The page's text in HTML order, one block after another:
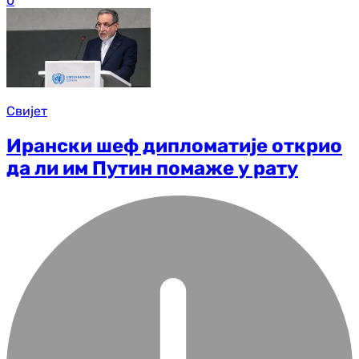
Свијет
Ирански шеф дипломатије открио
да ли им Путин помаже у рату